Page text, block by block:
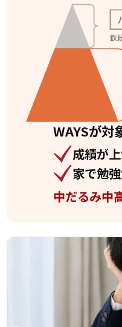
WAYSが対
成績が
家で勉
中だるみ中